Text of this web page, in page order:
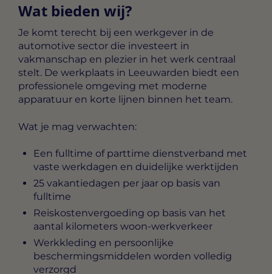
Wat bieden wij?
Je komt terecht bij een werkgever in de
automotive sector die investeert in
vakmanschap en plezier in het werk centraal
stelt. De werkplaats in Leeuwarden biedt een
professionele omgeving met moderne
apparatuur en korte lijnen binnen het team.
Wat je mag verwachten:
Een fulltime of parttime dienstverband met
vaste werkdagen en duidelijke werktijden
25 vakantiedagen per jaar op basis van
fulltime
Reiskostenvergoeding op basis van het
aantal kilometers woon-werkverkeer
Werkkleding en persoonlijke
beschermingsmiddelen worden volledig
verzorgd